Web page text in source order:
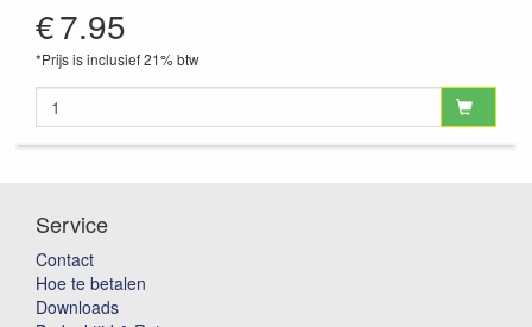
€7.95
*Prijs is inclusief 21% btw
Service
Contact
Hoe te betalen
Downloads